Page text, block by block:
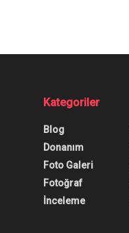
Kategoriler
Blog
Donanım
Foto Galeri
Fotoğraf
İnceleme